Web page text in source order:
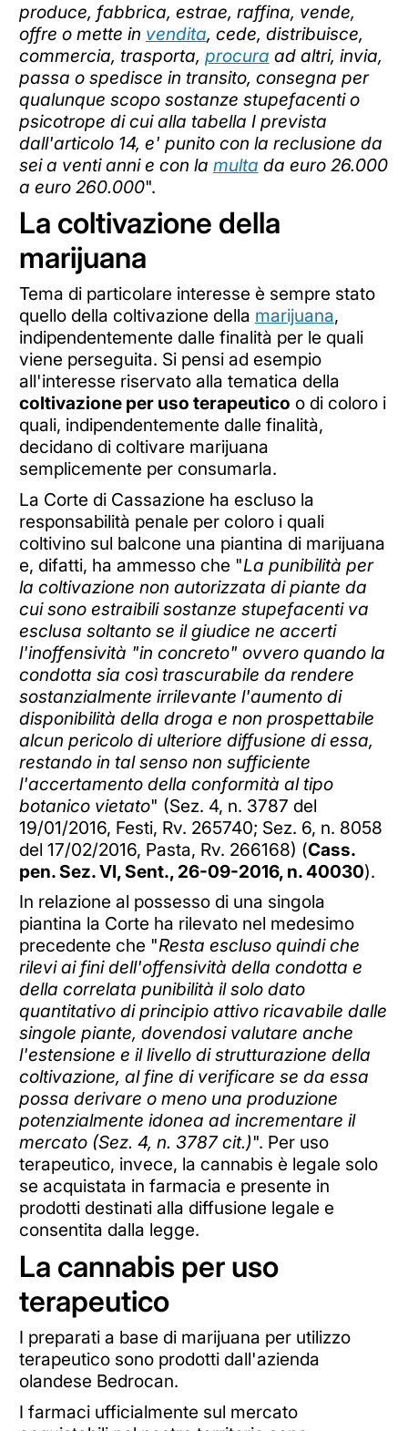
produce, fabbrica, estrae, raffina, vende,
offre o mette in vendita, cede, distribuisce,
commercia, trasporta, procura ad altri, invia,
passa o spedisce in transito, consegna per
qualunque scopo sostanze stupefacenti o
psicotrope di cui alla tabella I prevista
dall'articolo 14, e' punito con la reclusione da
sei a venti anni e con la multa da euro 26.000
a euro 260.000".
La coltivazione della
marijuana
Tema di particolare interesse è sempre stato
quello della coltivazione della marijuana,
indipendentemente dalle finalità per le quali
viene perseguita. Si pensi ad esempio
all'interesse riservato alla tematica della
coltivazione per uso terapeutico o di coloro i
quali, indipendentemente dalle finalità,
decidano di coltivare marijuana
semplicemente per consumarla.
La Corte di Cassazione ha escluso la
responsabilità penale per coloro i quali
coltivino sul balcone una piantina di marijuana
e, difatti, ha ammesso che "La punibilità per
la coltivazione non autorizzata di piante da
cui sono estraibili sostanze stupefacenti va
esclusa soltanto se il giudice ne accerti
l'inoffensività "in concreto" ovvero quando la
condotta sia così trascurabile da rendere
sostanzialmente irrilevante l'aumento di
disponibilità della droga e non prospettabile
alcun pericolo di ulteriore diffusione di essa,
restando in tal senso non sufficiente
l'accertamento della conformità al tipo
botanico vietato" (Sez. 4, n. 3787 del
19/01/2016, Festi, Rv. 265740; Sez. 6, n. 8058
del 17/02/2016, Pasta, Rv. 266168) (Cass.
pen. Sez. VI, Sent., 26-09-2016, n. 40030).
In relazione al possesso di una singola
piantina la Corte ha rilevato nel medesimo
precedente che "Resta escluso quindi che
rilevi ai fini dell'offensività della condotta e
della correlata punibilità il solo dato
quantitativo di principio attivo ricavabile dalle
singole piante, dovendosi valutare anche
l'estensione e il livello di strutturazione della
coltivazione, al fine di verificare se da essa
possa derivare o meno una produzione
potenzialmente idonea ad incrementare il
mercato (Sez. 4, n. 3787 cit.)". Per uso
terapeutico, invece, la cannabis è legale solo
se acquistata in farmacia e presente in
prodotti destinati alla diffusione legale e
consentita dalla legge.
La cannabis per uso
terapeutico
I preparati a base di marijuana per utilizzo
terapeutico sono prodotti dall'azienda
olandese Bedrocan.
I farmaci ufficialmente sul mercato